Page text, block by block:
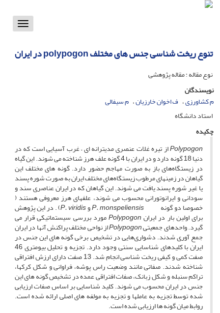
Toggle
تنوع ریخت شناسی جنس های مختلف polypogon در ایران
نوع مقاله : مقاله پژوهشی
نویسندگان
م کشاورزی ف اخوان خارزیان م سیفالی
استاد دانشگاه
چکیده
Polypogonاز تیره غلات عنصری مدیترانه ای – غرب آسیایی است که در
دنیا 18 گونه دارد و در ایران با 4 گونه علف هرز شناخته می شوند. این گیاه
در زیستگاه‌های باز به صورت مهاجم حضور دارد. گونه های مختلف این
گیاهان در زمینهای مرطوب زیستگاه‌های مختلف ایران به صورت شوره پسند
یا غیر شوره پسند یافت می شوند. این گیاهان که در ایران عناصری سند و
سودانی و ایرانوتورانی محسوب می شوند، علفهای هرز معروفی هستند (
خصوصا دو گونهP. monspeliensisوP. viridis) . در این پژوهش
برای اولین بار در ایرانPolypogonمورد بررسی سیستماتیکی قرار می
گیرد. واحدهای جمعیتیPolypogonاز نواحی مختلف پراکنش آنها در ایران
جمع آوری شدند. دشواری‌هایی در تشخیص برخی گونه های این جنس در
ایران با کلیدهای شناسایی سنتی وجود دارد. تجزیه و تحلیل بیومتری 46
صفت کمی و کیفی ریخت شناسی انجام شد. 13 صفت دارای ارزش افتراقی
شناخته شدند. صفاتی مانند وضعیت راس پوشه، فراوانی و شکل کرکها،
تراکم سنبله و شکل زبانک، صفات افتراقی عمده در تشخیص گونه های این
جنس در ایران محسوب می شوند. کلید شناسایی بر اساس صفات ارزیابی
شده توسط تجزیه به عاملها و تجزیه به مولفه های اصلی ارائه شده است.
روابط میان گونه ها ارزیابی شده است.